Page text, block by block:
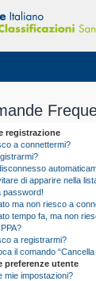
registrazione
a connettermi?
di apparire nella
password!
ma non riesco a
tempo fa, ma non
a registrarmi?
il comando “Cancella
preferenze utente
mie impostazioni?